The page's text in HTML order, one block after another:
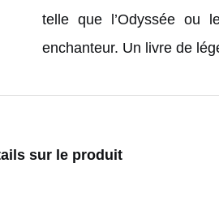
telle que l’Odyssée ou
enchanteur. Un livre de
sur le produit